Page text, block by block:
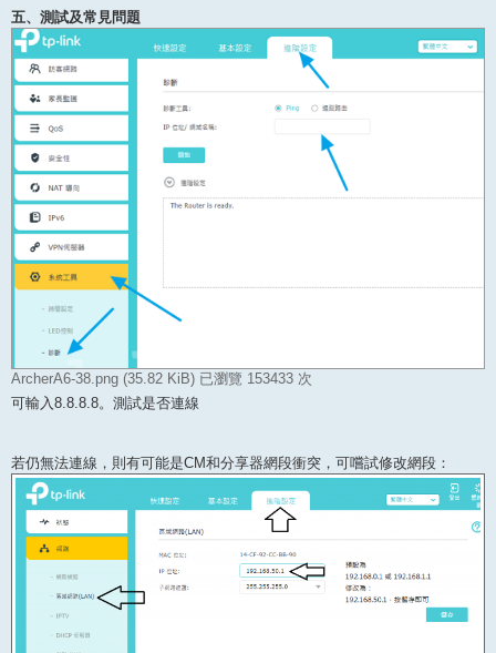
五、測試及常見問題
ArcherA6-38.png (35.82 KiB) 已瀏覽 153433 次
可輸入8.8.8.8。測試是否連線
若仍無法連線，則有可能是CM和分享器網段衝突，可嚐試修改網段：